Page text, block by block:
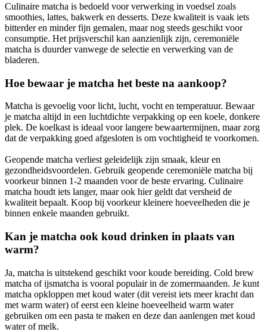
Culinaire matcha is bedoeld voor verwerking in voedsel zoals
smoothies, lattes, bakwerk en desserts. Deze kwaliteit is vaak iets
bitterder en minder fijn gemalen, maar nog steeds geschikt voor
consumptie. Het prijsverschil kan aanzienlijk zijn, ceremoniële
matcha is duurder vanwege de selectie en verwerking van de
bladeren.
Hoe bewaar je matcha het beste na aankoop?
Matcha is gevoelig voor licht, lucht, vocht en temperatuur. Bewaar
je matcha altijd in een luchtdichte verpakking op een koele, donkere
plek. De koelkast is ideaal voor langere bewaartermijnen, maar zorg
dat de verpakking goed afgesloten is om vochtigheid te voorkomen.
Geopende matcha verliest geleidelijk zijn smaak, kleur en
gezondheidsvoordelen. Gebruik geopende ceremoniële matcha bij
voorkeur binnen 1-2 maanden voor de beste ervaring. Culinaire
matcha houdt iets langer, maar ook hier geldt dat versheid de
kwaliteit bepaalt. Koop bij voorkeur kleinere hoeveelheden die je
binnen enkele maanden gebruikt.
Kan je matcha ook koud drinken in plaats van
warm?
Ja, matcha is uitstekend geschikt voor koude bereiding. Cold brew
matcha of ijsmatcha is vooral populair in de zomermaanden. Je kunt
matcha opkloppen met koud water (dit vereist iets meer kracht dan
met warm water) of eerst een kleine hoeveelheid warm water
gebruiken om een pasta te maken en deze dan aanlengen met koud
water of melk.